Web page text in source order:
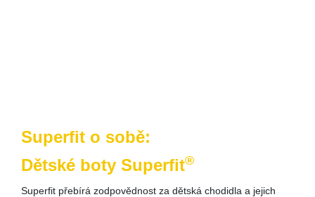
Superfit o sobě:
Dětské boty Superfit®
Superfit přebírá zodpovědnost za dětská chodidla a jejich